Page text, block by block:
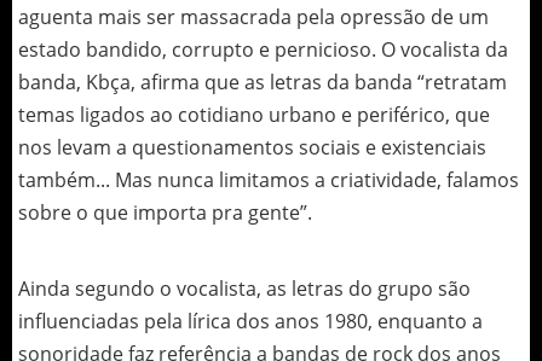
aguenta mais ser massacrada pela opressão de um
estado bandido, corrupto e pernicioso. O vocalista da
banda, Kbça, afirma que as letras da banda “retratam
temas ligados ao cotidiano urbano e periférico, que
nos levam a questionamentos sociais e existenciais
também... Mas nunca limitamos a criatividade, falamos
sobre o que importa pra gente”.
Ainda segundo o vocalista, as letras do grupo são
influenciadas pela lírica dos anos 1980, enquanto a
sonoridade faz referência a bandas de rock dos anos